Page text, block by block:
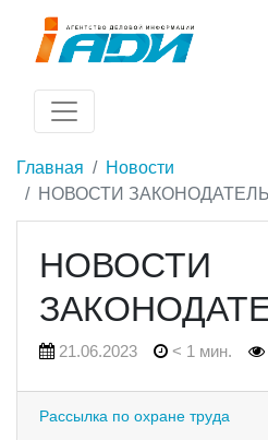
Главная
Новости
НОВОСТИ
НОВОСТИ
21.06.2023 < 1 мин.
Рассылка по охране труда